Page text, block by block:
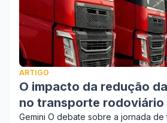
ARTIGO
O impacto da redução
no transporte rodoviário
Gemini O debate sobre a jornada de